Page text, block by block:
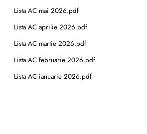
Lista AC mai 2026.pdf
Lista AC aprilie 2026.pdf
Lista AC martie 2026.pdf
Lista AC februarie 2026.pdf
Lista AC ianuarie 2026.pdf